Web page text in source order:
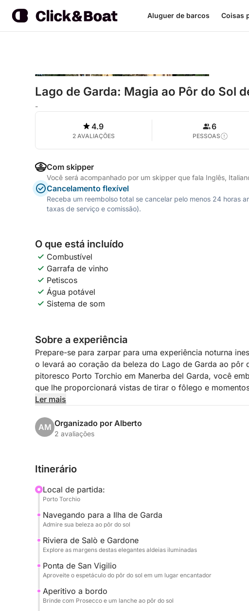
Aluguer de barcos Coisas
Lago de Garda: Magia ao Pôr do Sol
-
4.9
2 AVALIAÇÕES
6
PESSOAS
Com skipper
Você será acompanhado por um skipper que fala Inglês,
Cancelamento flexível
Receba um reembolso total se cancelar pelo menos 24 horas
taxas de serviço e comissão).
O que está incluído
Combustível
Garrafa de vinho
Petiscos
Água potável
Sistema de som
Sobre a experiência
Prepare-se para zarpar para uma experiência noturna
o levará ao coração da beleza do Lago de Garda ao pôr
pitoresco Porto Torchio em Manerba del Garda, você
que lhe proporcionará vistas de tirar o fôlego e
suntuosa vila que se reflete nas águas douradas do pôr
direção ao elegante Salò, com suas margens iluminadas
majestosamente no lago, criando um espetáculo
crepúsculo.
A bordo, cada detalhe foi pensado para o seu máximo
com uma deliciosa garrafa de Prosecco para brindar à
saboroso lanche para acompanhar seu aperitivo. Você
um aparelho de som para acompanhar sua viagem com
atmosfera perfeita. Uma experiência completa, ideal para
e a beleza autêntica do Lago de Garda ao pôr do sol.
Ler mais
AM Organizado por Alberto
2 avaliações
Itinerário
Local de partida:
Porto Torchio
Navegando para a Ilha de Garda
Admire sua beleza ao pôr do sol
Riviera de Salò e Gardone
Explore as margens destas elegantes aldeias iluminadas
Ponta de San Vigilio
Aproveite o espetáculo do pôr do sol em um lugar encantador
Aperitivo a bordo
Brinde com Prosecco e um lanche ao pôr do sol